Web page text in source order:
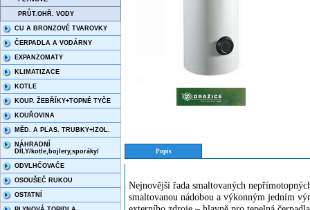
PRŮT.OHŘ. VODY
CU A BRONZOVÉ TVAROVKY
ČERPADLA A VODÁRNY
EXPANZOMATY
KLIMATIZACE
KOTLE
KOUP. ŽEBŘÍKY+TOPNÉ TYČE
KOUŘOVINA
MĚD. A PLAS. TRUBKY+IZOL.
NÁHRADNÍ
DÍLY/kotle,bojlery,sporáky/
ODVLHČOVAČE
OSOUŠEČ RUKOU
OSTATNÍ
Popis
Nejnovější řada smaltovaných
smaltovanou nádobou a výkonným jedním